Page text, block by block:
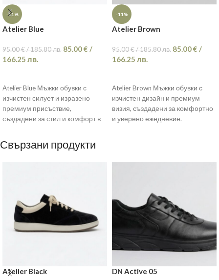
-11%
Atelier Blue
95.00€/185.80лв. 85.00€ /
166.25 лв.
Atelier Blue Мъжки обувки с
изчистен силует и изразено
премиум присъствие,
създадени за стил и комфорт в
-11%
Atelier Brown
95.00€/185.80лв. 85.00€ /
166.25 лв.
Atelier Brown Мъжки обувки с
изчистен дизайн и премиум
визия, създадени за комфортно
и уверено ежедневие.
Свързани продукти
Atelier Black DN Active 05